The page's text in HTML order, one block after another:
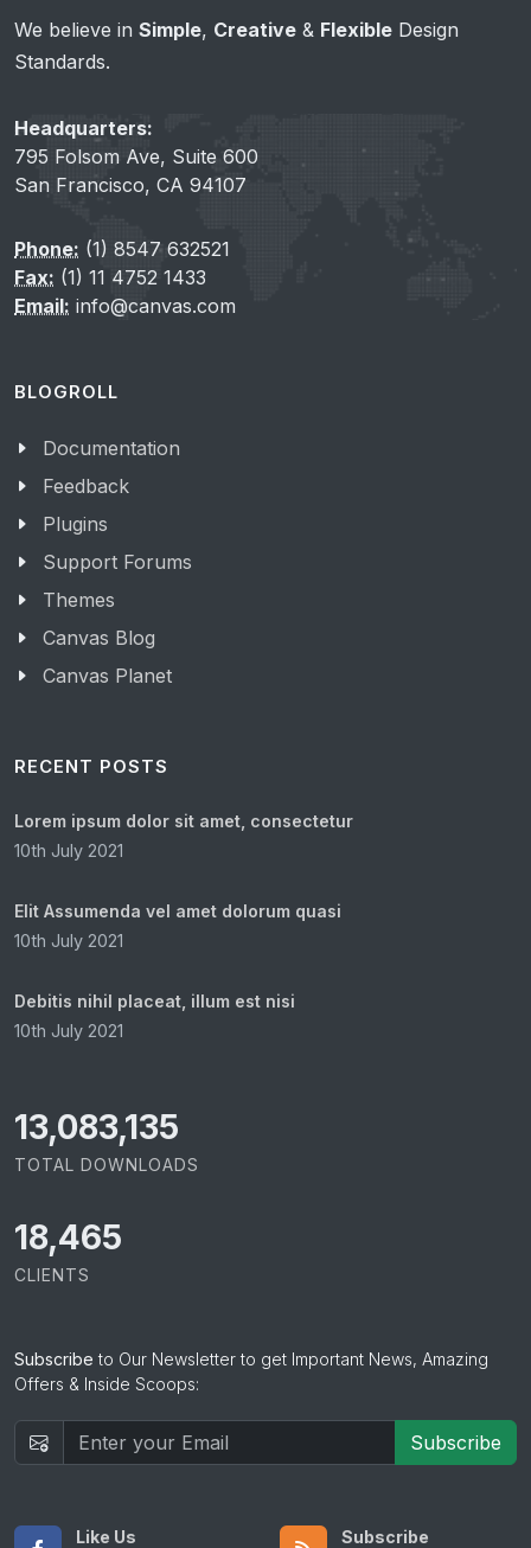
We believe in Simple, Creative & Flexible Design
Standards.
Headquarters:
795 Folsom Ave, Suite 600
San Francisco, CA 94107
Phone: (1) 8547 632521
Fax: (1) 11 4752 1433
Email: info@canvas.com
BLOGROLL
Documentation
Feedback
Plugins
Support Forums
Themes
Canvas Blog
Canvas Planet
RECENT POSTS
Lorem ipsum dolor sit amet, consectetur
10th July 2021
Elit Assumenda vel amet dolorum quasi
10th July 2021
Debitis nihil placeat, illum est nisi
10th July 2021
14,272,507
TOTAL DOWNLOADS
18,465
CLIENTS
Subscribe to Our Newsletter to get Important News, Amazing
Offers & Inside Scoops:
Subscribe
Like Us Subscribe